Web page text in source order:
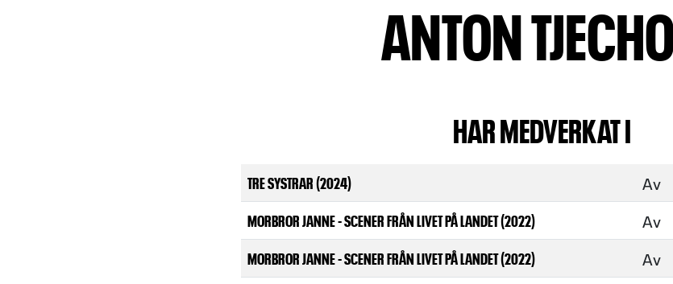
ANTON
HAR MEDVERKAT I
TRE SYSTRAR (2024) Av
MORBROR JANNE - SCENER FRÅN LIVET PÅ LANDET (2022) Av
MORBROR JANNE - SCENER FRÅN LIVET PÅ LANDET (2022) Av